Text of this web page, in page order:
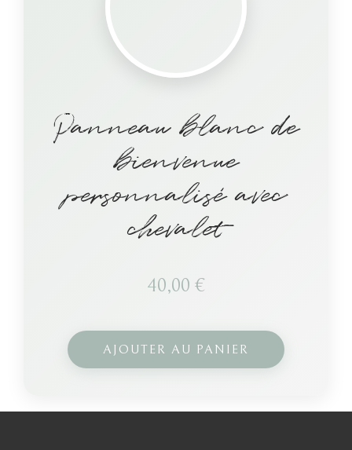
Panneau blanc de
bienvenue
personnalisé avec
chevalet
40,00 €
AJOUTER AU PANIER